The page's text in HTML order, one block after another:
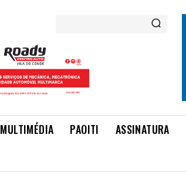
MULTIMÉDIA PAOITI ASSINATURA